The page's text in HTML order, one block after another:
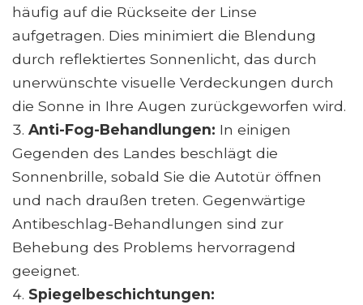
häufig auf die Rückseite der Linse
aufgetragen. Dies minimiert die Blendung
durch reflektiertes Sonnenlicht, das durch
unerwünschte visuelle Verdeckungen durch
die Sonne in Ihre Augen zurückgeworfen wird.
Anti-Fog-Behandlungen: In einigen
Gegenden des Landes beschlägt die
Sonnenbrille, sobald Sie die Autotür öffnen
und nach draußen treten. Gegenwärtige
Antibeschlag-Behandlungen sind zur
Behebung des Problems hervorragend
geeignet.
Spiegelbeschichtungen: